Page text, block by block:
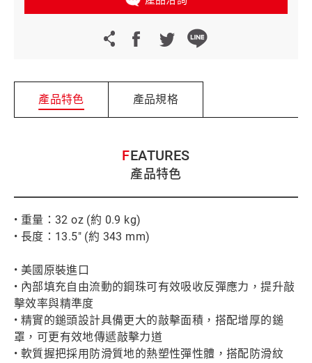
產品特色 產品規格
FEATURES
產品特色
• 重量：32 oz (約 0.9 kg)
• 長度：13.5" (約 343 mm)
• 美國原裝進口
• 內部填充自由流動的鋼珠可有效吸收反彈應力，提升敲
擊效率與精準度
• 精實的鎚頭設計具備更大的敲擊面積，搭配增厚的鎚
罩，可更有效地傳遞敲擊力道
• 軟質握把採用防滑質地的熱塑性彈性體，搭配防滑紋